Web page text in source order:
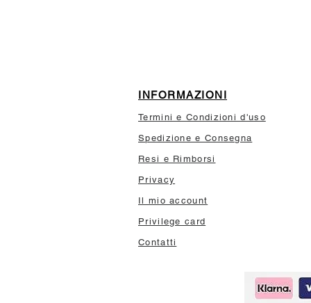
INFORMAZIONI
Termini e Condizioni d'uso
Spedizione e Consegna
Resi e Rimborsi
Privacy
Il mio account
Privilege card
Contatti